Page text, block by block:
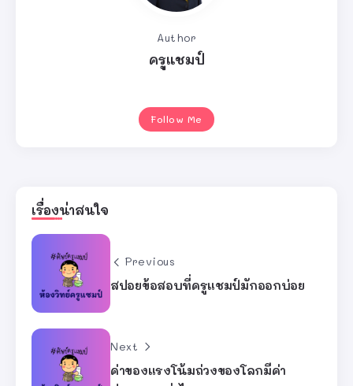
Author
ครูแชมป์
Follow Me
เรื่องน่าสนใจ
Previous
สปอยข้อสอบที่ครูแชมป์มักออกบ่อย
Next
ค่าของแรงโน้มถ่วงของโลกมีค่า